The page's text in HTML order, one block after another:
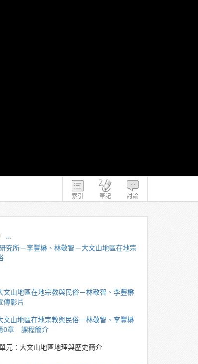
索引 筆記 討論
...
究所－李豐楙、林敬智－大文山地區在地宗
文山地區在地宗教與民俗－林敬智、李豐楙
傳影片
文山地區在地宗教與民俗－林敬智、李豐楙
0章 課程簡介
元：大文山地區地理與歷史簡介